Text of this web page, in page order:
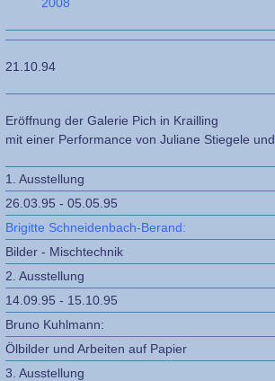
21.10.94
Eröffnung der Galerie Pich in Krailling
mit einer Performance von Juliane Stiegele und
1. Ausstellung
26.03.95 - 05.05.95
Brigitte Schneidenbach-Berand:
Bilder - Mischtechnik
2. Ausstellung
14.09.95 - 15.10.95
Bruno Kuhlmann:
Ölbilder und Arbeiten auf Papier
3. Ausstellung